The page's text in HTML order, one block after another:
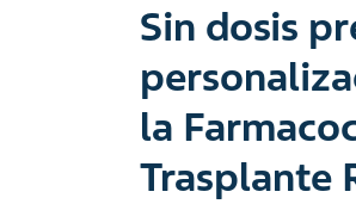
Sin dosis
la
Trasplante